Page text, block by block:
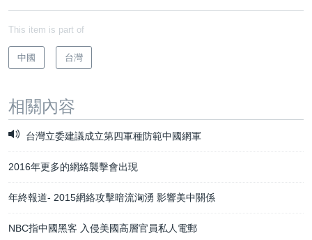
This item is part of
中國 台灣
相關內容
台灣立委建議成立第四軍種防範中國網軍
2016年更多的網絡襲擊會出現
年終報道- 2015網絡攻擊暗流洶湧 影響美中關係
NBC指中國黑客 入侵美國高層官員私人電郵